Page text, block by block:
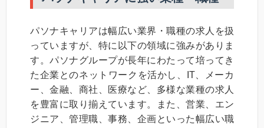
パソナキャリアは幅広い業界・職種の求人を扱
っていますが、特に以下の領域に強みがありま
す。パソナグループが長年にわたって培ってき
た企業とのネットワークを活かし、IT、メーカ
ー、金融、商社、医療など、多様な業種の求人
を豊富に取り揃えています。また、営業、エン
ジニア、管理職、事務、企画といった幅広い職